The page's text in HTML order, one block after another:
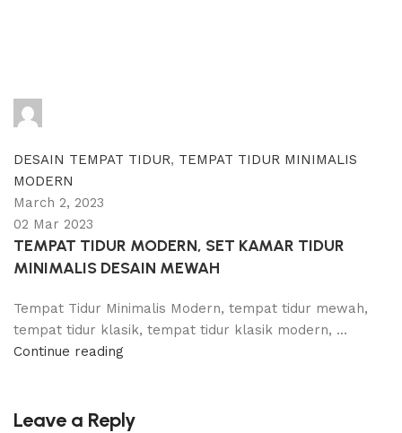
DESAIN TEMPAT TIDUR, TEMPAT TIDUR MINIMALIS
MODERN
March 2, 2023
02 Mar 2023
TEMPAT TIDUR MODERN, SET KAMAR TIDUR
MINIMALIS DESAIN MEWAH
Tempat Tidur Minimalis Modern, tempat tidur mewah,
tempat tidur klasik, tempat tidur klasik modern, ...
Continue reading
Leave a Reply